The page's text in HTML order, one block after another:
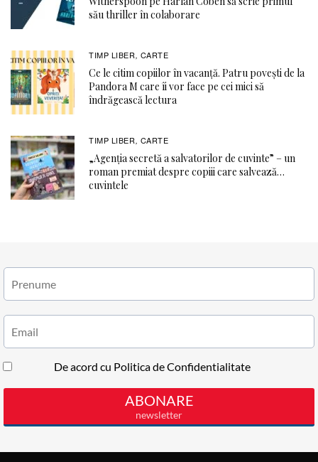
său thriller în colaborare
TIMP LIBER , CARTE
Ce le citim copiilor în vacanță. Patru povești de la
Pandora M care îi vor face pe cei mici să
îndrăgească lectura
TIMP LIBER , CARTE
„Agenția secretă a salvatorilor de cuvinte” – un
roman premiat despre copiii care salvează…
cuvintele